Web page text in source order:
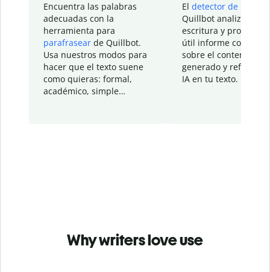
Encuentra las palabras
adecuadas con la
herramienta para
parafrasear de Quillbot.
Usa nuestros modos para
hacer que el texto suene
como quieras: formal,
académico, simple…
El detector de IA
Quillbot analiza tu
escritura y
útil informe con
sobre el contenido
generado y refinado
IA en tu texto.
Why writers love use